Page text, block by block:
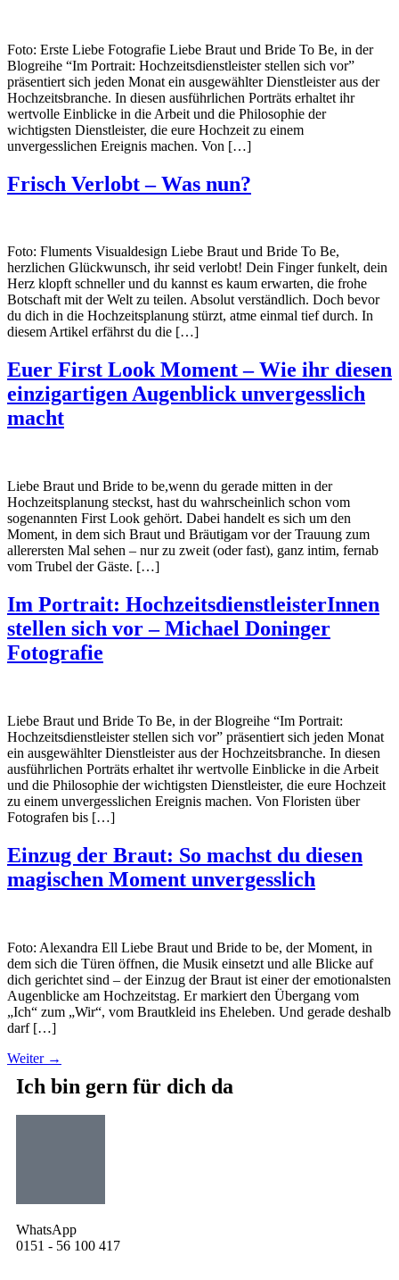
Foto: Erste Liebe Fotografie Liebe Braut und Bride To Be, in der
Blogreihe “Im Portrait: Hochzeitsdienstleister stellen sich vor”
präsentiert sich jeden Monat ein ausgewählter Dienstleister aus der
Hochzeitsbranche. In diesen ausführlichen Porträts erhaltet ihr
wertvolle Einblicke in die Arbeit und die Philosophie der
wichtigsten Dienstleister, die eure Hochzeit zu einem
unvergesslichen Ereignis machen. Von […]
Frisch Verlobt – Was nun?
Foto: Fluments Visualdesign Liebe Braut und Bride To Be,
herzlichen Glückwunsch, ihr seid verlobt! Dein Finger funkelt, dein
Herz klopft schneller und du kannst es kaum erwarten, die frohe
Botschaft mit der Welt zu teilen. Absolut verständlich. Doch bevor
du dich in die Hochzeitsplanung stürzt, atme einmal tief durch. In
diesem Artikel erfährst du die […]
Euer First Look Moment – Wie ihr diesen
einzigartigen Augenblick unvergesslich
macht
Liebe Braut und Bride to be,wenn du gerade mitten in der
Hochzeitsplanung steckst, hast du wahrscheinlich schon vom
sogenannten First Look gehört. Dabei handelt es sich um den
Moment, in dem sich Braut und Bräutigam vor der Trauung zum
allerersten Mal sehen – nur zu zweit (oder fast), ganz intim, fernab
vom Trubel der Gäste. […]
Im Portrait: HochzeitsdienstleisterInnen
stellen sich vor – Michael Doninger
Fotografie
Liebe Braut und Bride To Be, in der Blogreihe “Im Portrait:
Hochzeitsdienstleister stellen sich vor” präsentiert sich jeden Monat
ein ausgewählter Dienstleister aus der Hochzeitsbranche. In diesen
ausführlichen Porträts erhaltet ihr wertvolle Einblicke in die Arbeit
und die Philosophie der wichtigsten Dienstleister, die eure Hochzeit
zu einem unvergesslichen Ereignis machen. Von Floristen über
Fotografen bis […]
Einzug der Braut: So machst du diesen
magischen Moment unvergesslich
Foto: Alexandra Ell Liebe Braut und Bride to be, der Moment, in
dem sich die Türen öffnen, die Musik einsetzt und alle Blicke auf
dich gerichtet sind – der Einzug der Braut ist einer der emotionalsten
Augenblicke am Hochzeitstag. Er markiert den Übergang vom
„Ich“ zum „Wir“, vom Brautkleid ins Eheleben. Und gerade deshalb
darf […]
Weiter →
Ich bin gern für dich da
WhatsApp
0151 - 56 100 417